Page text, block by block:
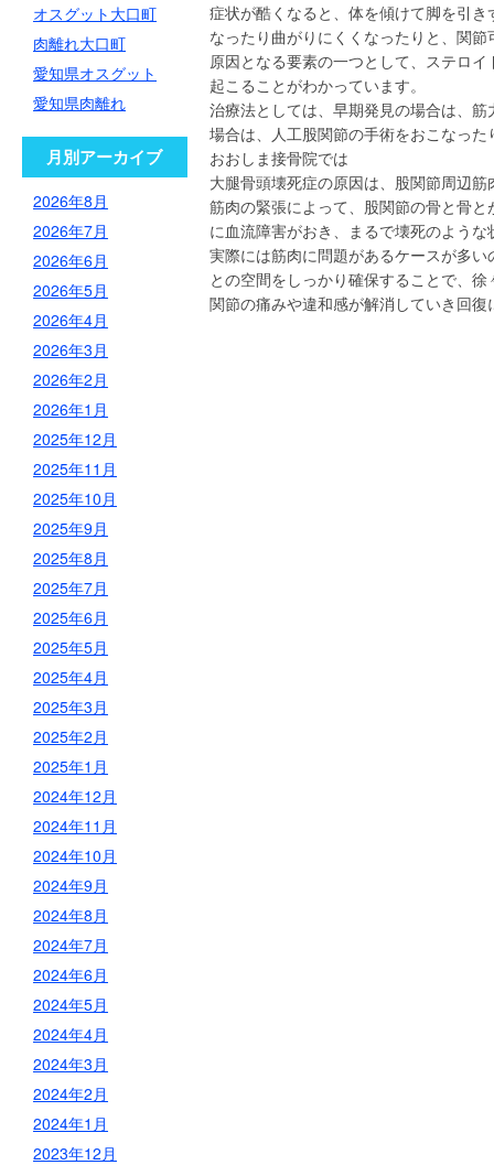
症状が酷くなると、体を傾けて脚を引
なったり曲がりにくくなったりと、関
原因となる要素の一つとして、ステロ
起こることがわかっています。
治療法としては、早期発見の場合は、
場合は、人工股関節の手術をおこなった
おおしま接骨院では
大腿骨頭壊死症の原因は、股関節周辺
筋肉の緊張によって、股関節の骨と骨
に血流障害がおき、まるで壊死のよう
実際には筋肉に問題があるケースが多
との空間をしっかり確保することで、
関節の痛みや違和感が解消していき回
オスグット大口町
肉離れ大口町
愛知県オスグット
愛知県肉離れ
月別アーカイブ
2026年8月
2026年7月
2026年6月
2026年5月
2026年4月
2026年3月
2026年2月
2026年1月
2025年12月
2025年11月
2025年10月
2025年9月
2025年8月
2025年7月
2025年6月
2025年5月
2025年4月
2025年3月
2025年2月
2025年1月
2024年12月
2024年11月
2024年10月
2024年9月
2024年8月
2024年7月
2024年6月
2024年5月
2024年4月
2024年3月
2024年2月
2024年1月
2023年12月